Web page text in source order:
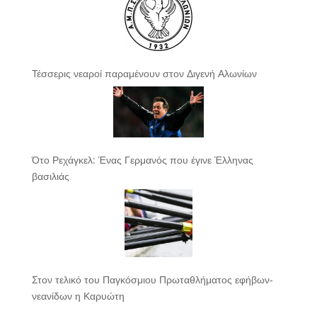
Τέσσερις νεαροί παραμένουν στον Διγενή Αλωνίων
Ότο Ρεχάγκελ: Ένας Γερμανός που έγινε Έλληνας
βασιλιάς
Στον τελικό του Παγκόσμιου Πρωταθλήματος εφήβων-
νεανίδων η Καρυώτη